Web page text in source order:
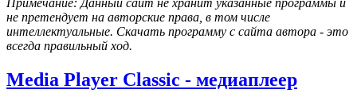
не претендует на авторские права, в том числе
интеллектуальные. Скачать программу с сайта автора - это
всегда правильный ход.
Media Player Classic - медиаплеер